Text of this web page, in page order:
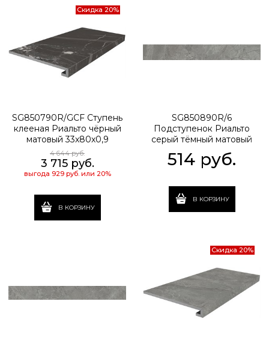
Скидка 20%
SG850790R/GCF Ступень
клееная Риальто чёрный
матовый 33x80x0,9
4 644 руб.
3 715 руб.
выгода 929 руб.или 20%
В КОРЗИНУ
SG850890R/6
Подступенок Риальто
серый тёмный матовый
обрезной 80x10,7x0,9
514 руб.
В КОРЗИНУ
Скидка 20%